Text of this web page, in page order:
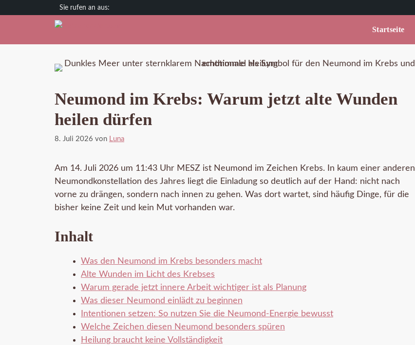
Deutschland
Österreich
Schweiz
Startseite
Neumond im Krebs: Warum jetzt alte Wunden
heilen dürfen
8. Juli 2026 von Luna
Am 14. Juli 2026 um 11:43 Uhr MESZ ist Neumond im Zeichen Krebs. In kaum einer anderen
Neumondkonstellation des Jahres liegt die Einladung so deutlich auf der Hand: nicht nach
vorne zu drängen, sondern nach innen zu gehen. Was dort wartet, sind häufig Dinge, für die
bisher keine Zeit und kein Mut vorhanden war.
Inhalt
Was den Neumond im Krebs besonders macht
Alte Wunden im Licht des Krebses
Warum gerade jetzt innere Arbeit wichtiger ist als Planung
Was dieser Neumond einlädt zu beginnen
Intentionen setzen: So nutzen Sie die Neumond-Energie bewusst
Welche Zeichen diesen Neumond besonders spüren
Heilung braucht keine Vollständigkeit